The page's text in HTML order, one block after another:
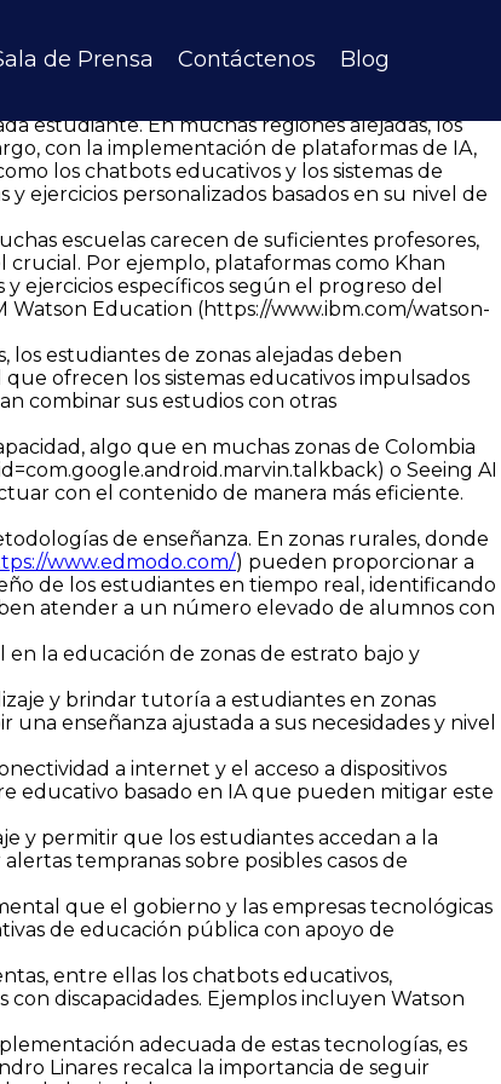
de Prensa Contáctenos Blog
IA en la educación ofrece un panorama
Gamberos, Experto en en implementación de
que la IA puede aportar a la educación en
estudiante. En muchas regiones alejadas, los
con la implementación de plataformas de IA,
los chatbots educativos y los sistemas de
ejercicios personalizados basados en su nivel de
escuelas carecen de suficientes profesores,
Por ejemplo, plataformas como Khan
ejercicios específicos según el progreso del
Watson Education (https://www.ibm.com/watson-
los estudiantes de zonas alejadas deben
ofrecen los sistemas educativos impulsados
combinar sus estudios con otras
algo que en muchas zonas de Colombia
) o Seeing AI
con el contenido de manera más eficiente.
de enseñanza. En zonas rurales, donde
www.edmodo.com/) pueden proporcionar a
de los estudiantes en tiempo real, identificando
atender a un número elevado de alumnos con
la educación de zonas de estrato bajo y
y brindar tutoría a estudiantes en zonas
enseñanza ajustada a sus necesidades y nivel
a internet y el acceso a dispositivos
educativo basado en IA que pueden mitigar este
y permitir que los estudiantes accedan a la
tempranas sobre posibles casos de
que el gobierno y las empresas tecnológicas
de educación pública con apoyo de
entre ellas los chatbots educativos,
discapacidades. Ejemplos incluyen Watson
adecuada de estas tecnologías, es
Linares recalca la importancia de seguir